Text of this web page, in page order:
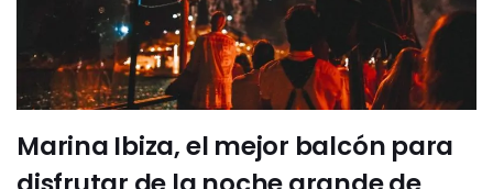
Marina Ibiza, el mejor balcón para